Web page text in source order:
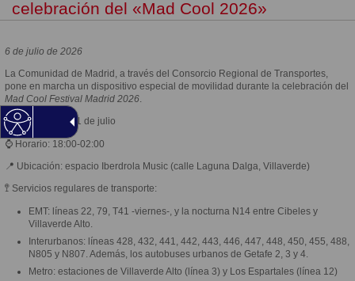
celebración del «Mad Cool 2026»
6 de julio de 2026
La Comunidad de Madrid, a través del Consorcio Regional de Transportes,
pone en marcha un dispositivo especial de movilidad durante la celebración del
Mad Cool Festival Madrid 2026.
📆 Fechas: 8 al 11 de julio
⌚️ Horario: 18:00-02:00
📍 Ubicación: espacio Iberdrola Music (calle Laguna Dalga, Villaverde)
🚏 Servicios regulares de transporte:
EMT: líneas 22, 79, T41 -viernes-, y la nocturna N14 entre Cibeles y
Villaverde Alto.
Interurbanos: líneas 428, 432, 441, 442, 443, 446, 447, 448, 450, 455, 488,
N805 y N807. Además, los autobuses urbanos de Getafe 2, 3 y 4.
Metro: estaciones de Villaverde Alto (línea 3) y Los Espartales (línea 12)